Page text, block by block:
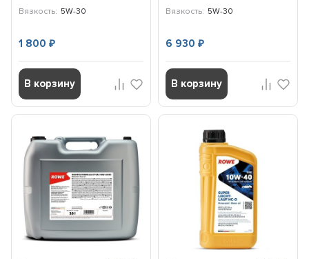
Вязкость: 5W-30
1 800₽
В корзину
Вязкость: 5W-30
6 930 ₽
В корзину